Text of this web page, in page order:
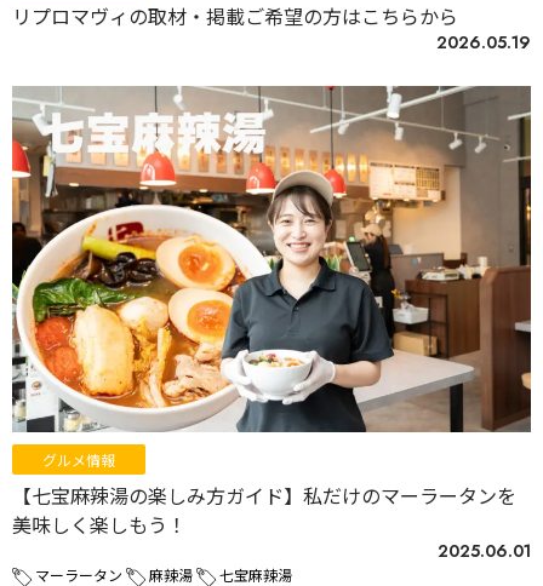
リプロマヴィの取材・掲載ご希望の方はこちらから
2026.05.19
グルメ情報
【七宝麻辣湯の楽しみ方ガイド】私だけのマーラータンを
美味しく楽しもう！
2025.06.01
マーラータン 麻辣湯 七宝麻辣湯